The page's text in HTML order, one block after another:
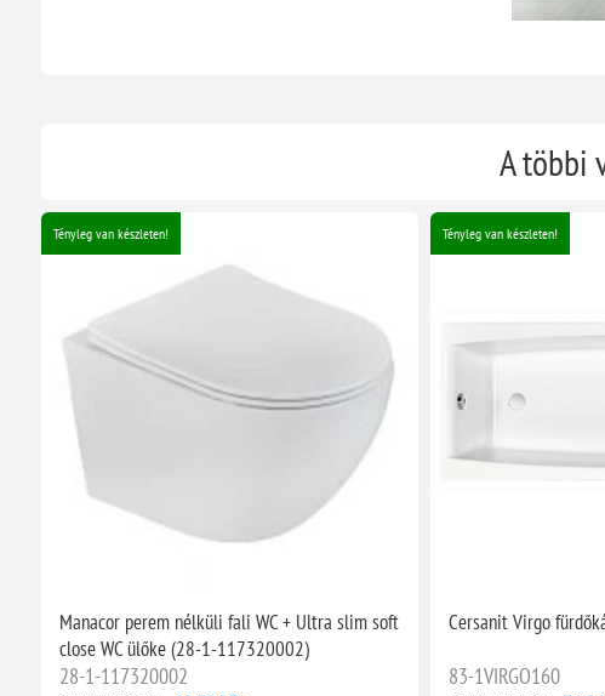
A többi
Tényleg van készleten!
Manacor perem nélküli fali WC + Ultra slim soft
close WC ülőke (28-1-117320002)
28-1-117320002
Tényleg van készleten!
Cersanit Virgo
83-1VIRGO160